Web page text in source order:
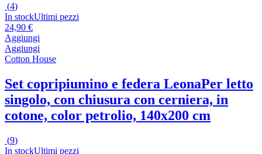
(4)
In stockUltimi pezzi
24,90 €
Aggiungi
Aggiungi
Cotton House
Set copripiumino e federa LeonaPer letto
singolo, con chiusura con cerniera, in
cotone, color petrolio, 140x200 cm
(9)
In stockUltimi pezzi